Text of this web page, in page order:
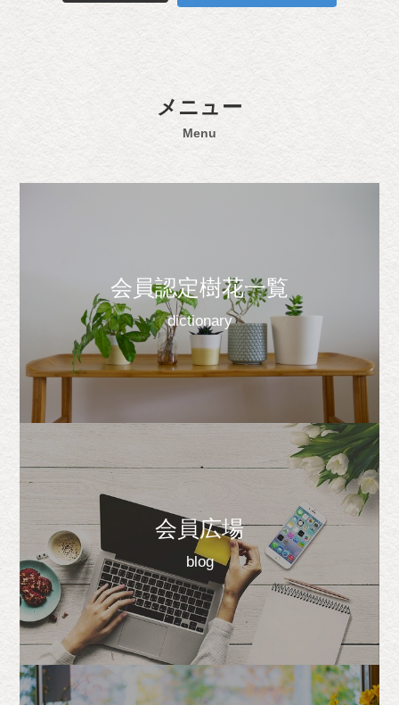
メニュー
Menu
会員認定樹花一覧
dictionary
会員広場
blog